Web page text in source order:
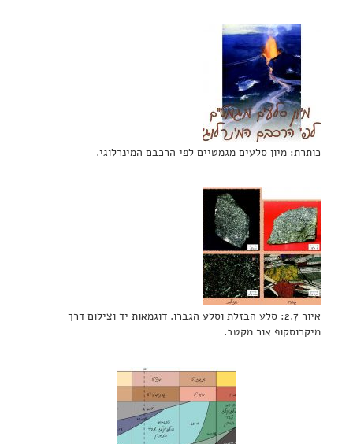
כותרת: מיון סלעים מגמטיים לפי הרכבם המינרלוגי.
איור 2.7: סלע הבזלת וסלע הגברו. דוגמאות יד וצילום דרך
מיקרוסקופ אור מקטב.